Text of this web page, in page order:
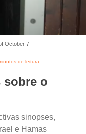
October 7
de leitura
sobre o
sinopses,
e Hamas